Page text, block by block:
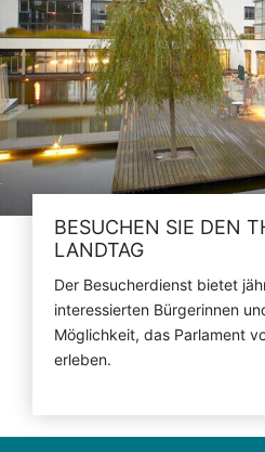
BESUCHEN SIE DEN
LANDTAG
Der Besucherdienst bietet
interessierten Bürgerinnen
Möglichkeit, das Parlament
erleben.